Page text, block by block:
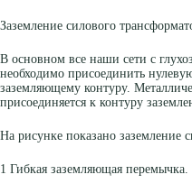
Заземление силового
В основном все наши сети с
необходимо присоединить
заземляющему контуру.
присоединяется к контуру
На рисунке показано заземление
1 Гибкая заземляющая перемычка.